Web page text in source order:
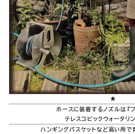
★
ホースに装着するノズルは『
テレスコピックウォータリン
ハンギングバスケットなど高い所で